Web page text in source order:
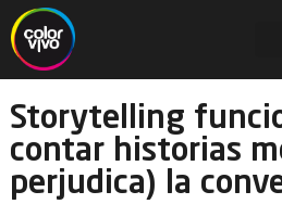
Storytelling
contar historias
perjudica) la